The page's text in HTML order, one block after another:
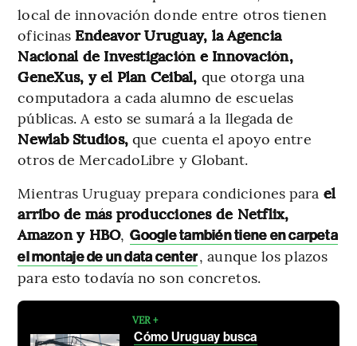
local de innovación donde entre otros tienen
oficinas Endeavor Uruguay, la Agencia
Nacional de Investigación e Innovación,
GeneXus, y el Plan Ceibal, que otorga una
computadora a cada alumno de escuelas
públicas. A esto se sumará a la llegada de
Newlab Studios, que cuenta el apoyo entre
otros de MercadoLibre y Globant.
Mientras Uruguay prepara condiciones para el
arribo de más producciones de Netflix,
Amazon y HBO, Google también tiene en carpeta
el montaje de un data center, aunque los plazos
para esto todavía no son concretos.
VER +
Cómo Uruguay busca